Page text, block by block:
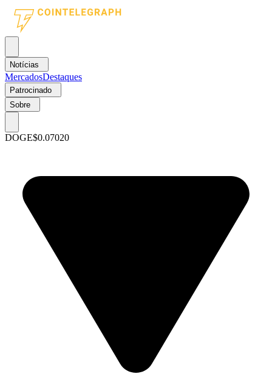
Notícias
MercadosDestaques
Patrocinado
Sobre
DOGE$0.07020